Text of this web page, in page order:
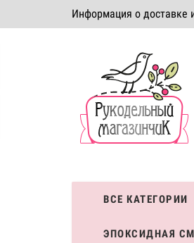
Информация о доставке
Система скидок
ВСЕ КАТЕГОРИИ
ЭПОКСИДНАЯ